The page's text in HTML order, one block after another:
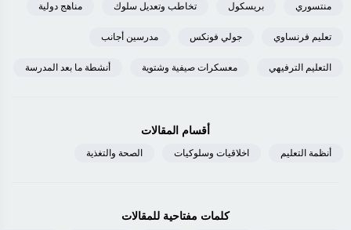
منتسوري بريسكول تخاطب وتعديل سلوك مناهج دولية
تعليم فرنساوي جولي فونكس مدرسين أجانب
التعليم الترفيهي معسكرات صيفية وشتوية أنشطة ما بعد المدرسة
أقسام المقالات
أنظمة التعليم اخلاقيات وسلوكيات الصحة والتغذية
كلمات مفتاحية للمقالات